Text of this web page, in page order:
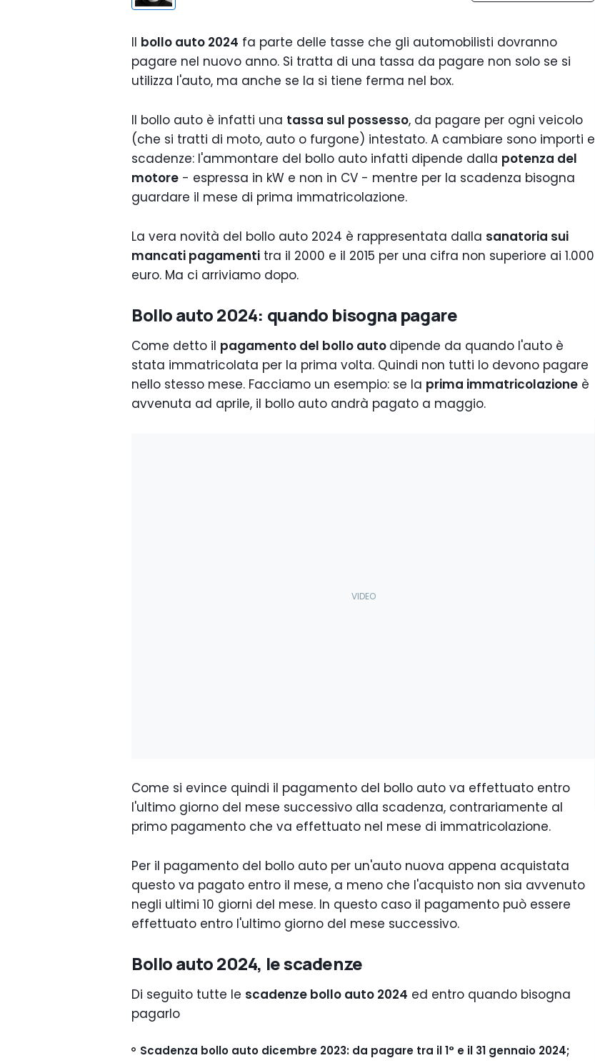
Il bollo auto 2024 fa parte delle tasse che gli automobilisti dovranno
pagare nel nuovo anno. Si tratta di una tassa da pagare non solo se si
utilizza l'auto, ma anche se la si tiene ferma nel box.
Il bollo auto è infatti una tassa sul possesso, da pagare per ogni veicolo
(che si tratti di moto, auto o furgone) intestato. A cambiare sono importi e
scadenze: l'ammontare del bollo auto infatti dipende dalla potenza del
motore - espressa in kW e non in CV - mentre per la scadenza bisogna
guardare il mese di prima immatricolazione.
La vera novità del bollo auto 2024 è rappresentata dalla sanatoria sui
mancati pagamenti tra il 2000 e il 2015 per una cifra non superiore ai 1.000
euro. Ma ci arriviamo dopo.
Bollo auto 2024: quando bisogna pagare
Come detto il pagamento del bollo auto dipende da quando l'auto è
stata immatricolata per la prima volta. Quindi non tutti lo devono pagare
nello stesso mese. Facciamo un esempio: se la prima immatricolazione è
avvenuta ad aprile, il bollo auto andrà pagato a maggio.
Come si evince quindi il pagamento del bollo auto va effettuato entro
l'ultimo giorno del mese successivo alla scadenza, contrariamente al
primo pagamento che va effettuato nel mese di immatricolazione.
Per il pagamento del bollo auto per un'auto nuova appena acquistata
questo va pagato entro il mese, a meno che l'acquisto non sia avvenuto
negli ultimi 10 giorni del mese. In questo caso il pagamento può essere
effettuato entro l'ultimo giorno del mese successivo.
Bollo auto 2024, le scadenze
Di seguito tutte le scadenze bollo auto 2024 ed entro quando bisogna
pagarlo
Scadenza bollo auto dicembre 2023: da pagare tra il 1° e il 31 gennaio 2024;